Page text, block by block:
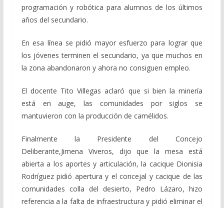
programación y robótica para alumnos de los últimos
años del secundario.
En esa línea se pidió mayor esfuerzo para lograr que
los jóvenes terminen el secundario, ya que muchos en
la zona abandonaron y ahora no consiguen empleo.
El docente Tito Villegas aclaró que si bien la minería
está en auge, las comunidades por siglos se
mantuvieron con la producción de camélidos.
Finalmente la Presidente del Concejo
Deliberante,Jimena Viveros, dijo que la mesa está
abierta a los aportes y articulación, la cacique Dionisia
Rodríguez pidió apertura y el concejal y cacique de las
comunidades colla del desierto, Pedro Lázaro, hizo
referencia a la falta de infraestructura y pidió eliminar el